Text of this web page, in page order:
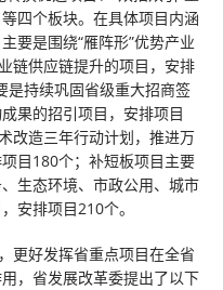
四个板块。在具体项目内涵
要是围绕“雁阵形”优势产业
链供应链提升的项目，安排
是持续巩固省级重大招商签
果的招引项目，安排项目
改造三年行动计划，推进万
目180个；补短板项目主要
生态环境、市政公用、城市
安排项目210个。
更好发挥省重点项目在全省
，省发展改革委提出了以下